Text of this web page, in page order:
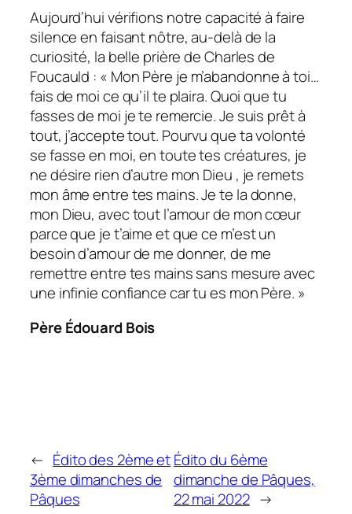
Aujourd’hui vérifions notre capacité à faire
silence en faisant nôtre, au-delà de la
curiosité, la belle prière de Charles de
Foucauld : « Mon Père je m’abandonne à toi…
fais de moi ce qu’il te plaira. Quoi que tu
fasses de moi je te remercie. Je suis prêt à
tout, j’accepte tout. Pourvu que ta volonté
se fasse en moi, en toute tes créatures, je
ne désire rien d’autre mon Dieu , je remets
mon âme entre tes mains. Je te la donne,
mon Dieu, avec tout l’amour de mon cœur
parce que je t’aime et que ce m’est un
besoin d’amour de me donner, de me
remettre entre tes mains sans mesure avec
une infinie confiance car tu es mon Père. »
Père Édouard Bois
← Édito des 2ème et
3ème dimanches de
Pâques
Édito du 6ème
dimanche de Pâques,
22 mai 2022 →